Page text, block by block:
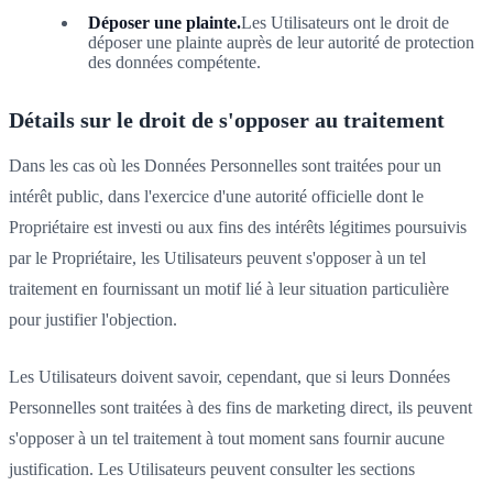
Déposer une plainte.Les Utilisateurs ont le droit de
déposer une plainte auprès de leur autorité de protection
des données compétente.
Détails sur le droit de s'opposer au traitement
Dans les cas où les Données Personnelles sont traitées pour un
intérêt public, dans l'exercice d'une autorité officielle dont le
Propriétaire est investi ou aux fins des intérêts légitimes poursuivis
par le Propriétaire, les Utilisateurs peuvent s'opposer à un tel
traitement en fournissant un motif lié à leur situation particulière
pour justifier l'objection.
Les Utilisateurs doivent savoir, cependant, que si leurs Données
Personnelles sont traitées à des fins de marketing direct, ils peuvent
s'opposer à un tel traitement à tout moment sans fournir aucune
justification. Les Utilisateurs peuvent consulter les sections